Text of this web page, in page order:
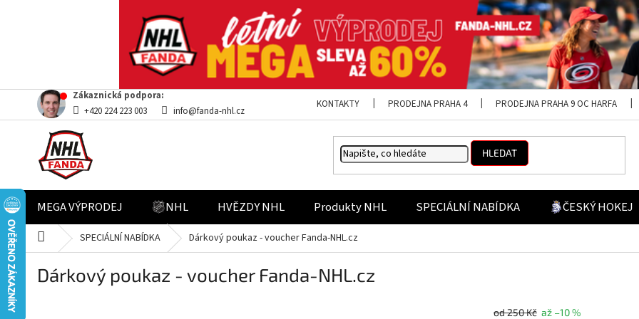
Přejít
obsah
Zákaznická podpora:
+420 224 223 003
info@fanda-nhl.cz
KONTAKTY PRODEJNA PRAHA 4 PRODEJNA PRAHA 9 OC HARFA
HLEDAT
MEGA VÝPRODEJ NHL HVĚZDY NHL Produkty NHL SPECIÁLNÍ NABÍDKA ČESKÝ HOKEJ
Domů SPECIÁLNÍ NABÍDKA Dárkový poukaz - voucher Fanda-NHL.cz
Dárkový poukaz - voucher Fanda-NHL.cz
od 250 Kč až –10 %